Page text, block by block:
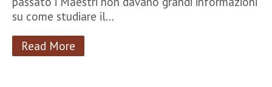
su come studiare il…
Read More